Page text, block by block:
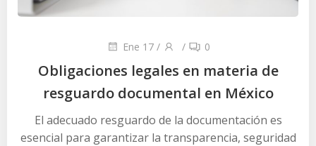
Ene 17 / / 0
Obligaciones legales en materia de
resguardo documental en México
El adecuado resguardo de la documentación es
esencial para garantizar la transparencia, seguridad